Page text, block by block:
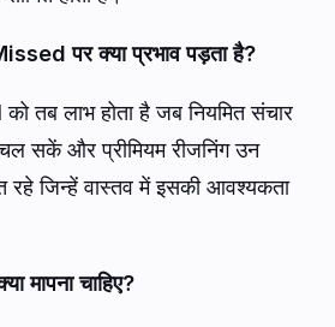
पर क्या प्रभाव पड़ता है?
तब लाभ होता है जब नियमित संचार
चल सकें और प्रीमियम रीजनिंग उन
रहे जिन्हें वास्तव में इसकी आवश्यकता
मापना चाहिए?